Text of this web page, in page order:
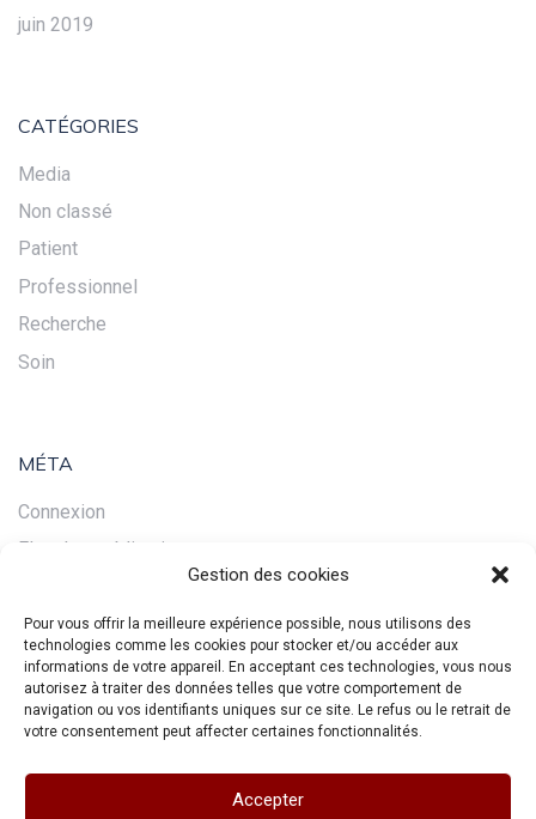
Gestion des cookies
Pour vous offrir la meilleure expérience possible, nous utilisons des
technologies comme les cookies pour stocker et/ou accéder aux
informations de votre appareil. En acceptant ces technologies, vous nous
autorisez à traiter des données telles que votre comportement de
navigation ou vos identifiants uniques sur ce site. Le refus ou le retrait de
votre consentement peut affecter certaines fonctionnalités.
Accepter
juin 2019
CATÉGORIES
Media
Non classé
Patient
Professionnel
Recherche
Soin
MÉTA
Connexion
Flux des publications
Flux des commentaires
Site de WordPress-FR